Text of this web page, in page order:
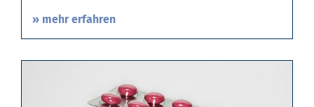
» mehr erfahren